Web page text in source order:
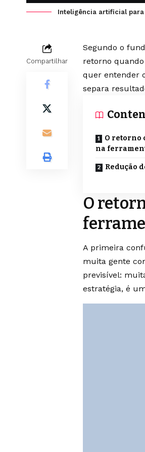
Inteligência artificial para
Compartilhar
Segundo o
retorno
quer entender
separa
O retorno
na
Redução
O
A primeira
muita gente
previsível:
estratégia, é